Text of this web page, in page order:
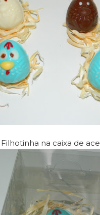
Filhotinha na caixa de